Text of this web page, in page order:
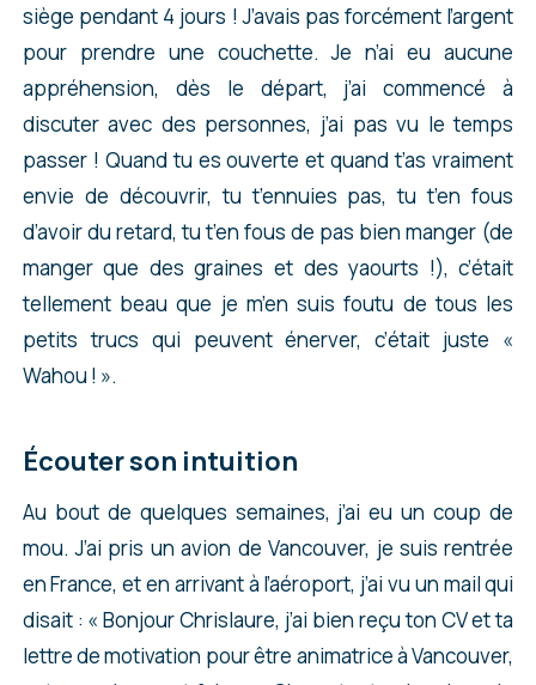
siège pendant 4 jours ! J’avais pas forcément l’argent
pour prendre une couchette. Je n’ai eu aucune
appréhension, dès le départ, j’ai commencé à
discuter avec des personnes, j’ai pas vu le temps
passer ! Quand tu es ouverte et quand t’as vraiment
envie de découvrir, tu t’ennuies pas, tu t’en fous
d’avoir du retard, tu t’en fous de pas bien manger (de
manger que des graines et des yaourts !), c’était
tellement beau que je m’en suis foutu de tous les
petits trucs qui peuvent énerver, c’était juste «
Wahou ! ».
Écouter son intuition
Au bout de quelques semaines, j’ai eu un coup de
mou. J’ai pris un avion de Vancouver, je suis rentrée
en France, et en arrivant à l’aéroport, j’ai vu un mail qui
disait : « Bonjour Chrislaure, j’ai bien reçu ton CV et ta
lettre de motivation pour être animatrice à Vancouver,